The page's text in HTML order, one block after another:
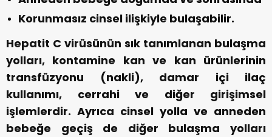
Korunmasız cinsel ilişkiyle bulaşabilir.
Hepatit C virüsünün sık tanımlanan bulaşma
yolları, kontamine kan ve kan ürünlerinin
transfüzyonu (nakli), damar içi ilaç
kullanımı, cerrahi ve diğer girişimsel
işlemlerdir. Ayrıca cinsel yolla ve anneden
bebeğe geçiş de diğer bulaşma yolları